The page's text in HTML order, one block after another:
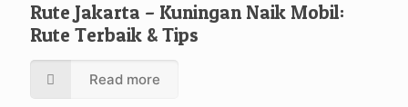
Rute Jakarta – Kuningan Naik Mobil:
Rute Terbaik & Tips
Read more